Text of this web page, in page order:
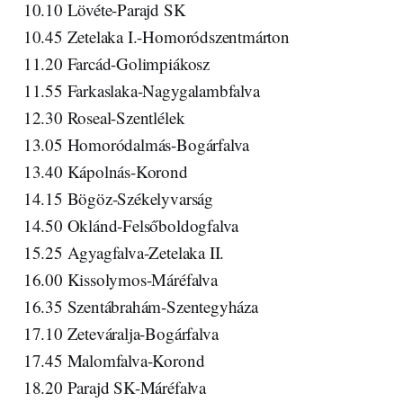
10.10 Lövéte-Parajd SK
10.45 Zetelaka I.-Homoródszentmárton
11.20 Farcád-Golimpiákosz
11.55 Farkaslaka-Nagygalambfalva
12.30 Roseal-Szentlélek
13.05 Homoródalmás-Bogárfalva
13.40 Kápolnás-Korond
14.15 Bögöz-Székelyvarság
14.50 Oklánd-Felsőboldogfalva
15.25 Agyagfalva-Zetelaka II.
16.00 Kissolymos-Máréfalva
16.35 Szentábrahám-Szentegyháza
17.10 Zeteváralja-Bogárfalva
17.45 Malomfalva-Korond
18.20 Parajd SK-Máréfalva